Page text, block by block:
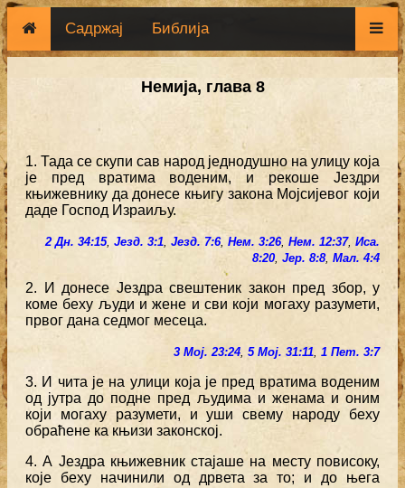
Садржај Библија
Немија, глава 8
1. Тада се скупи сав народ једнодушно на улицу која
је пред вратима воденим, и рекоше Јездри
књижевнику да донесе књигу закона Мојсијевог који
даде Господ Израиљу.
2 Дн. 34:15, Језд. 3:1, Језд. 7:6, Нем. 3:26, Нем. 12:37, Иса.
8:20, Јер. 8:8, Мал. 4:4
2. И донесе Јездра свештеник закон пред збор, у
коме беху људи и жене и сви који могаху разумети,
првог дана седмог месеца.
3 Мој. 23:24, 5 Мој. 31:11, 1 Пет. 3:7
3. И чита је на улици која је пред вратима воденим
од јутра до подне пред људима и женама и оним
који могаху разумети, и уши свему народу беху
обраћене ка књизи законској.
4. А Јездра књижевник стајаше на месту повисоку,
које беху начинили од дрвета за то; и до њега